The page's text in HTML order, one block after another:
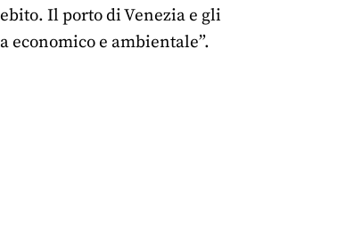
Il porto di Venezia e gli
e ambientale”.